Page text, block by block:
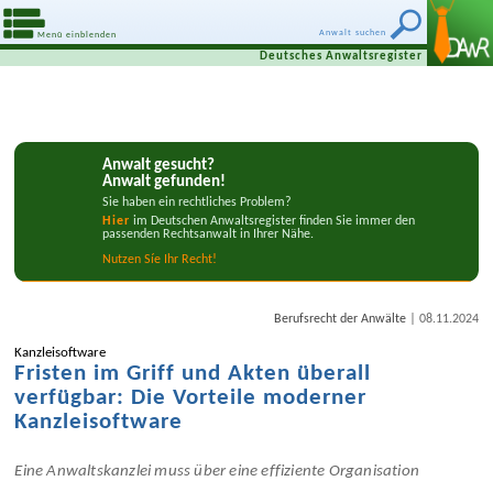
Anwalt suchen
Menü einblenden
Deutsches Anwaltsregister
Anwalt gesucht?
Anwalt gefunden!
Sie haben ein rechtliches Problem?
Hier im Deutschen Anwaltsregister finden Sie immer den
passenden Rechtsanwalt in Ihrer Nähe.
Nutzen Síe Ihr Recht!
Kanzleisoftware
Fristen im Griff und Akten überall
verfügbar: Die Vorteile moderner